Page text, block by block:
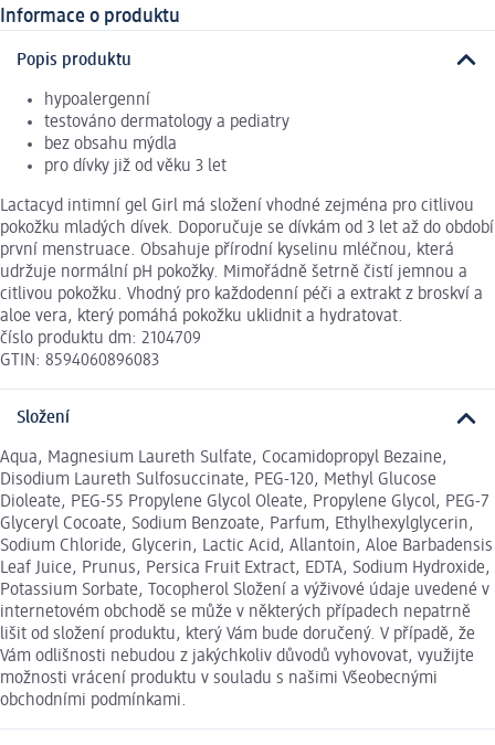
Informace o produktu
Popis produktu
hypoalergenní
testováno dermatology a pediatry
bez obsahu mýdla
pro dívky již od věku 3 let
Lactacyd intimní gel Girl má složení vhodné zejména pro citlivou
pokožku mladých dívek. Doporučuje se dívkám od 3 let až do období
první menstruace. Obsahuje přírodní kyselinu mléčnou, která
udržuje normální pH pokožky. Mimořádně šetrně čistí jemnou a
citlivou pokožku. Vhodný pro každodenní péči a extrakt z broskví a
aloe vera, který pomáhá pokožku uklidnit a hydratovat.
číslo produktu dm: 2104709
GTIN: 8594060896083
Složení
Aqua, Magnesium Laureth Sulfate, Cocamidopropyl Bezaine,
Disodium Laureth Sulfosuccinate, PEG-120, Methyl Glucose
Dioleate, PEG-55 Propylene Glycol Oleate, Propylene Glycol, PEG-7
Glyceryl Cocoate, Sodium Benzoate, Parfum, Ethylhexylglycerin,
Sodium Chloride, Glycerin, Lactic Acid, Allantoin, Aloe Barbadensis
Leaf Juice, Prunus, Persica Fruit Extract, EDTA, Sodium Hydroxide,
Potassium Sorbate, Tocopherol Složení a výživové údaje uvedené v
internetovém obchodě se může v některých případech nepatrně
lišit od složení produktu, který Vám bude doručený. V případě, že
Vám odlišnosti nebudou z jakýchkoliv důvodů vyhovovat, využijte
možnosti vrácení produktu v souladu s našimi Všeobecnými
obchodními podmínkami.